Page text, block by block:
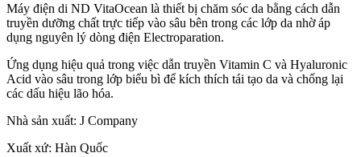
Máy điện di ND VitaOcean là thiết bị chăm sóc da bằng cách dẫn
truyền dưỡng chất trực tiếp vào sâu bên trong các lớp da nhờ áp
dụng nguyên lý dòng điện Electroparation.
Ứng dụng hiệu quả trong việc dẫn truyền Vitamin C và Hyaluronic
Acid vào sâu trong lớp biểu bì để kích thích tái tạo da và chống lại
các dấu hiệu lão hóa.
Nhà sản xuất: J Company
Xuất xứ: Hàn Quốc